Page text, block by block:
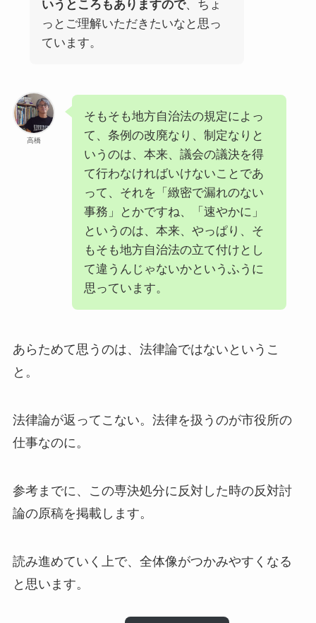
いうところもありますので、ちょ
っとご理解いただきたいなと思っ
ています。
高橋
そもそも地方自治法の規定によっ
て、条例の改廃なり、制定なりと
いうのは、本来、議会の議決を得
て行わなければいけないことであ
って、それを「緻密で漏れのない
事務」とかですね、「速やかに」
というのは、本来、やっぱり、そ
もそも地方自治法の立て付けとし
て違うんじゃないかというふうに
思っています。
あらためて思うのは、法律論ではないというこ
と。
法律論が返ってこない。法律を扱うのが市役所の
仕事なのに。
参考までに、この専決処分に反対した時の反対討
論の原稿を掲載します。
読み進めていく上で、全体像がつかみやすくなる
と思います。